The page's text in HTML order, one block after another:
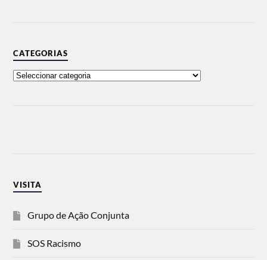
CATEGORIAS
VISITA
Grupo de Ação Conjunta
SOS Racismo